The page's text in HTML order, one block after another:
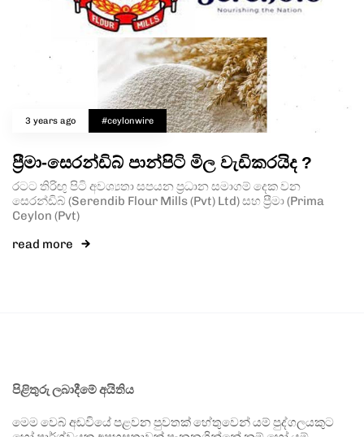
3 years ago #ceylonwire
ප්‍රීමා-සෙරන්ඩිබ් පාන්පිටි මිල වැඩිකරයිද ?
රටට තිරිඟු පිටි අවශ්‍යතා සපයන ප්‍රධාන සමාගම් දෙක වන
සෙරන්ඩිබ් (Serendib Flour Mills (Pvt) Ltd) සහ ප්‍රීමා (Prima
Ceylon (Pvt)
read more
පිළිතුරු ලබාදීමේ අයිතිය
මෙම වෙබ් අඩවියේ පළවන පුවතක් හේතුවෙන් යම් පුද්ගලයකුට